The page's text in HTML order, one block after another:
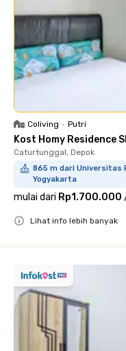
Coliving • Putri
Kost Homy Residence
Caturtunggal, Depok
865 m dari Universitas
Yogyakarta
mulai dari Rp1.700.000
Lihat info lebih banyak